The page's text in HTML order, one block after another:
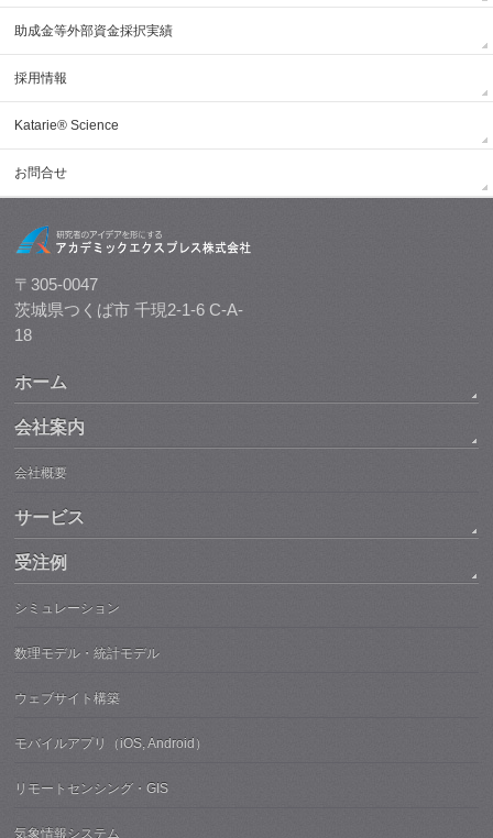
助成金等外部資金採択実績
採用情報
Katarie® Science
お問合せ
〒305-0047
茨城県つくば市 千現2-1-6 C-A-
18
ホーム
会社案内
会社概要
サービス
受注例
シミュレーション
数理モデル・統計モデル
ウェブサイト構築
モバイルアプリ（iOS, Android）
リモートセンシング・GIS
気象情報システム